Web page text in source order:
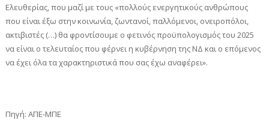
Ελευθερίας, που μαζί με τους «πολλούς ενεργητικούς ανθρώπους
που είναι έξω στην κοινωνία, ζωντανοί, παλλόμενοι, ονειροπόλοι,
ακτιβιστές (…) θα φροντίσουμε ο φετινός προϋπολογισμός του 2025
να είναι ο τελευταίος που φέρνει η κυβέρνηση της ΝΔ και ο επόμενος
να έχει όλα τα χαρακτηριστικά που σας έχω αναφέρει».
Πηγή: ΑΠΕ-ΜΠΕ